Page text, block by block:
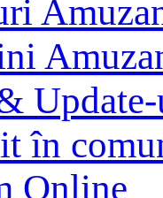
în
Online